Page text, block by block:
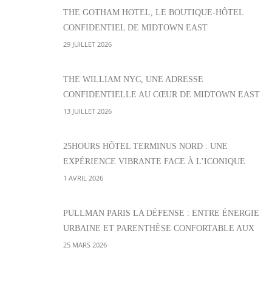
THE GOTHAM HOTEL, LE BOUTIQUE-HÔTEL
CONFIDENTIEL DE MIDTOWN EAST
29 JUILLET 2026
THE WILLIAM NYC, UNE ADRESSE
CONFIDENTIELLE AU CŒUR DE MIDTOWN EAST
13 JUILLET 2026
25HOURS HÔTEL TERMINUS NORD : UNE
EXPÉRIENCE VIBRANTE FACE À L’ICONIQUE
GARE PARISIENNE
1 AVRIL 2026
PULLMAN PARIS LA DÉFENSE : ENTRE ÉNERGIE
URBAINE ET PARENTHÈSE CONFORTABLE AUX
PORTES DE PARIS
25 MARS 2026